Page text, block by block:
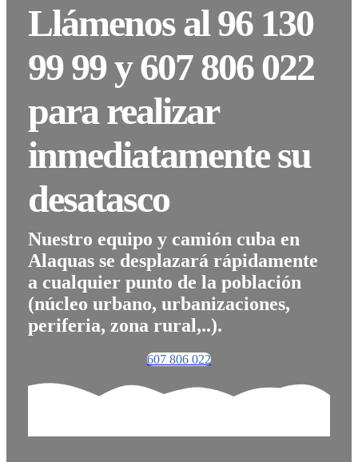
Llámenos al 96 130
99 99 y 607 806 022
para realizar
inmediatamente su
desatasco
Nuestro equipo y camión cuba en
Alaquas se desplazará rápidamente
a cualquier punto de la población
(núcleo urbano, urbanizaciones,
periferia, zona rural,..).
607 806 022